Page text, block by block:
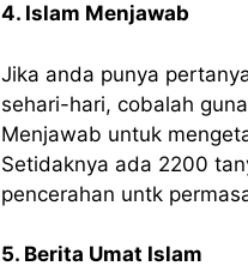
4. Islam Menjawab
Jika anda punya
sehari-hari, cobalah
Menjawab untuk
Setidaknya ada 2200
pencerahan untk
5. Berita Umat Islam